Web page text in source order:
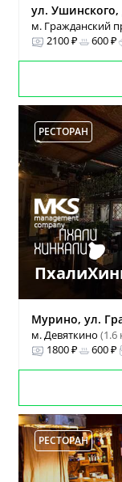
ул. Ушинского,
м. Гражданский
2100 ₽
600 ₽
РЕСТОРАН
Мурино, ул.
м. Девяткино (1.6
1800 ₽
600 ₽
РЕСТОРАН